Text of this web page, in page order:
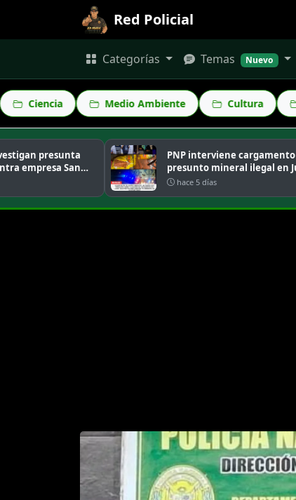
Red Policial
Categorías Temas Nuevo
Medio Ambiente Cultura Economía
presunta
San
PNP interviene cargamento de
presunto mineral ilegal en Juliaca
hace 5 días